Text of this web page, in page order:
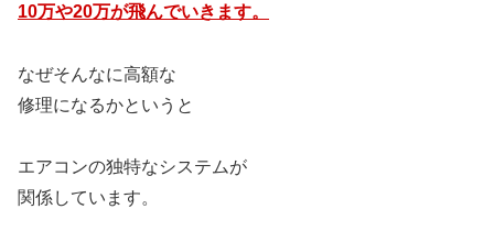
10万や20万が飛んでいきます。
なぜそんなに高額な
修理になるかというと
エアコンの独特なシステムが
関係しています。